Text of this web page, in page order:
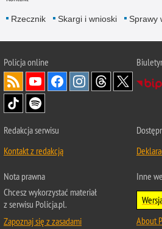
Rzecznik Skargi i wnioski Sprawy
Policjaonline
Redakcja serwisu
Kontakt z redakcją
Nota prawna
Chcesz wykorzystać materiał
z serwisu Policja.pl.
Zapoznaj się z zasadami
Inne
About